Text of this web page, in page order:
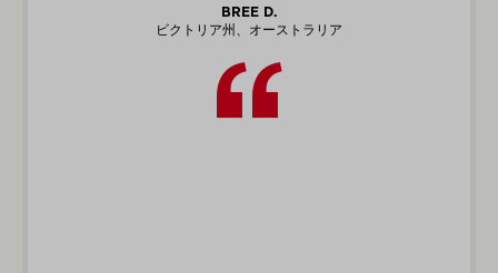
BREE D.
ビクトリア州、オーストラリア